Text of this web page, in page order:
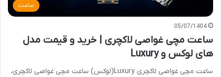
ساعت
05/07/1404
ساعت مچی غواصی لاکچری | خرید و قیمت مدل
های لوکس و Luxury
ساعت مچی غواصی لاکچری Luxury(لوکس) ساعت مچی غواصی لاکچری،